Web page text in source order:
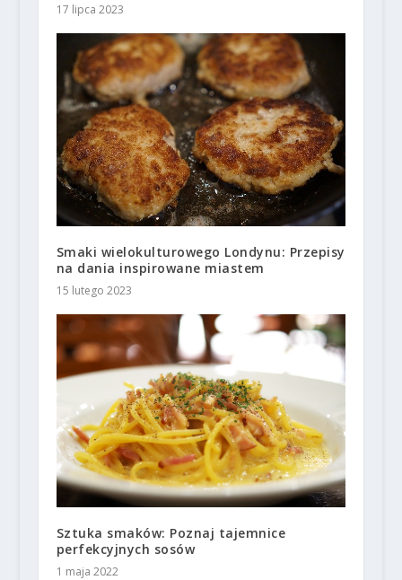
17 lipca 2023
Smaki wielokulturowego Londynu: Przepisy
na dania inspirowane miastem
15 lutego 2023
Sztuka smaków: Poznaj tajemnice
perfekcyjnych sosów
1 maja 2022